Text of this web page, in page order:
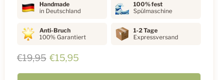
Handmade
in Deutschland
100% fest
Spülmaschine
Anti-Bruch
100% Garantiert
1-2 Tage
Expressversand
Ursprünglicher Preis
€19,95 Aktueller Preis
€15,95